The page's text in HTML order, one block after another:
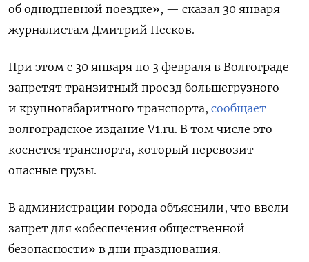
об однодневной поездке», — сказал 30 января
журналистам Дмитрий Песков.
При этом с 30 января по 3 февраля в Волгограде
запретят транзитный проезд большегрузного
и крупногабаритного транспорта, сообщает
волгоградское издание V1.ru. В том числе это
коснется транспорта, который перевозит
опасные грузы.
В администрации города объяснили, что ввели
запрет для «обеспечения общественной
безопасности» в дни празднования.